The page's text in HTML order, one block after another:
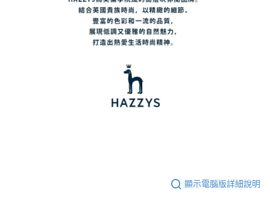
顯示電腦版詳細說明